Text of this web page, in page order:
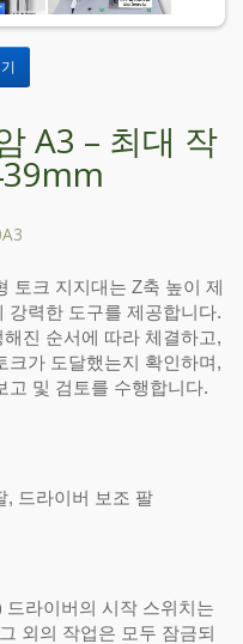
A3 – 최대 작
토크 지지대는 Z축 높이 제
강력한 도구를 제공합니다.
진 순서에 따라 체결하고,
크가 도달했는지 확인하며,
고 및 검토를 수행합니다.
, 드라이버 보조 팔
라이버의 시작 스위치는
외의 작업은 모두 잠금되